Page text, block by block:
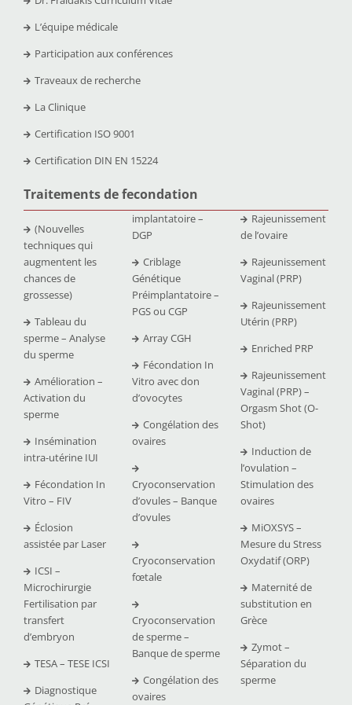
L’équipe médicale
Participation aux conférences
Traveaux de recherche
La Clinique
Certification ISO 9001
Certification DIN EN 15224
Traitements de fecondation
(Nouvelles
techniques qui
augmentent les
chances de
grossesse)
Tableau du
sperme – Analyse
du sperme
Amélioration –
Activation du
sperme
Insémination
intra-utérine IUI
Fécondation In
Vitro – FIV
Éclosion
assistée par Laser
ICSI –
Microchirurgie
Fertilisation par
transfert
d’embryon
TESA – TESE ICSI
Diagnostique
implantatoire –
DGP
Criblage
Génétique
Préimplantatoire –
PGS ou CGP
Array CGH
Fécondation In
Vitro avec don
d’ovocytes
Congélation des
ovaires
Cryoconservation
d’ovules – Banque
d’ovules
Cryoconservation
fœtale
Cryoconservation
de sperme –
Banque de sperme
Congélation des
ovaires
Rajeunissement
de l’ovaire
Rajeunissement
Vaginal (PRP)
Rajeunissement
Utérin (PRP)
Enriched PRP
Rajeunissement
Vaginal (PRP) –
Orgasm Shot (O-
Shot)
Induction de
l’ovulation –
Stimulation des
ovaires
MiOXSYS –
Mesure du Stress
Oxydatif (ORP)
Maternité de
substitution en
Grèce
Zymot –
Séparation du
sperme